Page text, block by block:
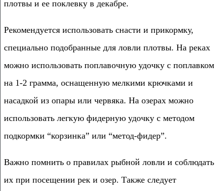
плотвы и ее поклевку в декабре.
Рекомендуется использовать снасти и прикормку,
специально подобранные для ловли плотвы. На реках
можно использовать поплавочную удочку с поплавком
на 1-2 грамма, оснащенную мелкими крючками и
насадкой из опары или червяка. На озерах можно
использовать легкую фидерную удочку с методом
подкормки “корзинка” или “метод-фидер”.
Важно помнить о правилах рыбной ловли и соблюдать
их при посещении рек и озер. Также следует